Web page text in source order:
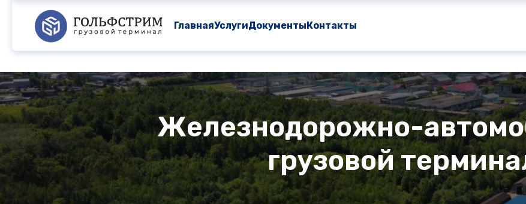
ГлавнаяУслугиДокументыКонтакты
Железнодорожно-
грузовой